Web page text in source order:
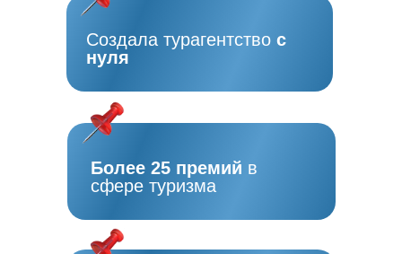
Более 25 премий в
сфере туризма
Создала турагентство с
нуля